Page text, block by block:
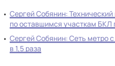
Сергей Собянин:
по оставшимся участкам БКЛ
Сергей Собянин: Сеть метро
в 1,5 раза